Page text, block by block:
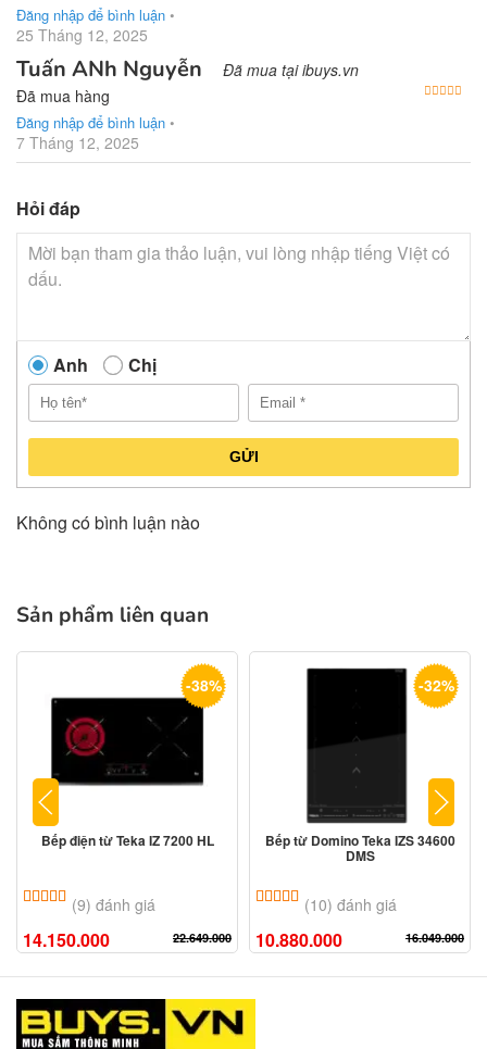
Đăng nhập để bình luận •
25 Tháng 12, 2025
Tuấn ANh Nguyễn Đã mua tại ibuys.vn
Đã mua hàng
Đăng nhập để bình luận •
7 Tháng 12, 2025
Hỏi đáp
Anh Chị
GỬI
Không có bình luận nào
Sản phẩm liên quan
-38%
Bếp điện từ Teka IZ 7200 HL
5.00 trên 5 dựa trên
(9) đánh giá
14.150.000 22.649.000
-32%
Bếp từ Domino Teka IZS 34600
DMS
5.00trên 5 dựa trên
10(10) đánh giá
10.880.000 16.049.000